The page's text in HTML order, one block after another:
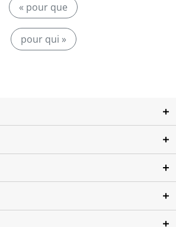
« pour que
pour qui »